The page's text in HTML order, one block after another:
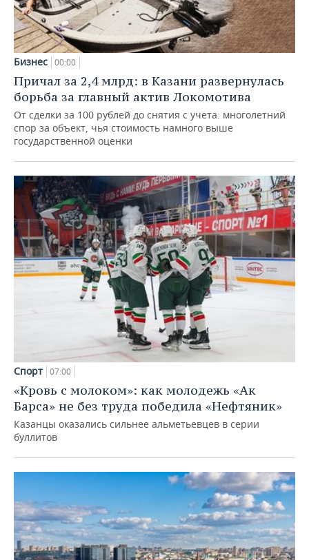
Бизнес 00:00
Причал за 2,4 млрд: в Казани развернулась
борьба за главный актив Локомотива
От сделки за 100 рублей до снятия с учета: многолетний
спор за объект, чья стоимость намного выше
государственной оценки
Спорт 07:00
«Кровь с молоком»: как молодежь «Ак
Барса» не без труда победила «Нефтяник»
Казанцы оказались сильнее альметьевцев в серии
буллитов